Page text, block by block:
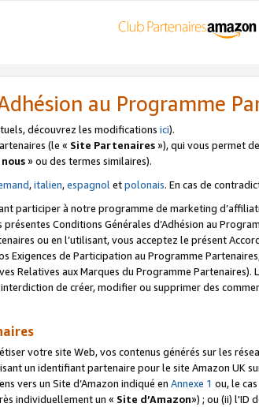
au Programme
découvrez les modifications ici).
(le « Site Partenaires»), qui vous permet
nous» ou des termes similaires).
,italien,espagnoletpolonais. En cas de
participer à notre programme de marketing
Conditions Générales d’Adhésion au
ou en l’utilisant, vous acceptez le présent
Exigences de Participation au Programme
Relatives aux Marques du Programme
de créer, modifier ou supprimer des
votre site Web, vos contenus générés sur les
un identifiant partenaire pour le site Amazon UK
vers un Site d’Amazon indiqué en Annexe 1 ou, le
individuellement un « Site d’Amazon») ; ou (ii) l'ID